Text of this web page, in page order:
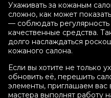
Ухаживать за кожаным
сложно, как может
— соблюдать регулярность
качественные средства.
долго наслаждаться
кожаного салона.
Если вы хотите не только
обновить её, перешить
элементы, приглашаем вас
мастера выполнят работу